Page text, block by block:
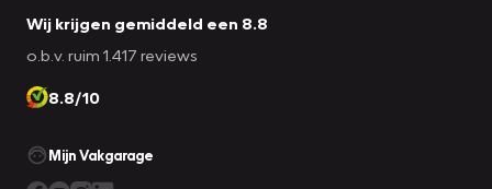
Wij krijgen gemiddeld een 8.8
o.b.v. ruim 1.417 reviews
8.8/10
Mijn Vakgarage